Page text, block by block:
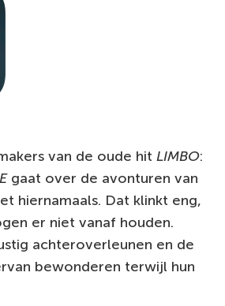
van de oude hit LIMBO:
gaat over de avonturen van
hiernamaals. Dat klinkt eng,
er niet vanaf houden.
achteroverleunen en de
bewonderen terwijl hun